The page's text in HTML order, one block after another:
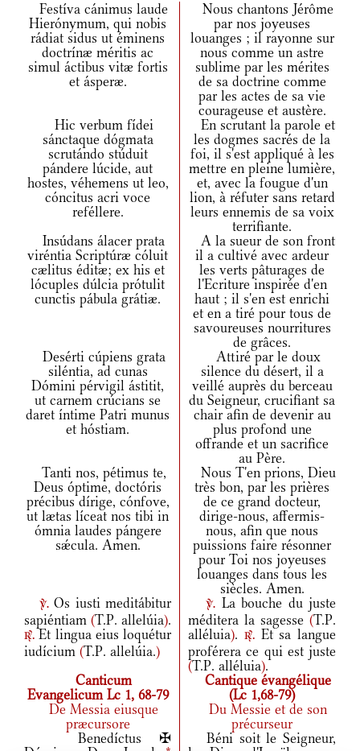
Festíva cánimus laude
Hierónymum, qui nobis
rádiat sidus ut éminens
doctrínæ méritis ac
simul áctibus vitæ fortis
et ásperæ.
Nous chantons Jérôme
par nos joyeuses
louanges ; il rayonne sur
nous comme un astre
sublime par les mérites
de sa doctrine comme
par les actes de sa vie
courageuse et austère.
Hic verbum fídei
sánctaque dógmata
scrutándo stúduit
pándere lúcide, aut
hostes, véhemens ut leo,
cóncitus acri voce
reféllere.
En scrutant la parole et
les dogmes sacrés de la
foi, il s'est appliqué à les
mettre en pleine lumière,
et, avec la fougue d'un
lion, à réfuter sans retard
leurs ennemis de sa voix
terrifiante.
Insúdans álacer prata
viréntia Scriptúræ cóluit
cælitus éditæ; ex his et
lócuples dúlcia prótulit
cunctis pábula grátiæ.
A la sueur de son front
il a cultivé avec ardeur
les verts pâturages de
l'Ecriture inspirée d'en
haut ; il s'en est enrichi
et en a tiré pour tous de
savoureuses nourritures
de grâces.
Desérti cúpiens grata
siléntia, ad cunas
Dómini pérvigil ástitit,
ut carnem crúcians se
daret íntime Patri munus
et hóstiam.
Attiré par le doux
silence du désert, il a
veillé auprès du berceau
du Seigneur, crucifiant sa
chair afin de devenir au
plus profond une
offrande et un sacrifice
au Père.
Tanti nos, pétimus te,
Deus óptime, doctóris
précibus dírige, cónfove,
ut lætas líceat nos tibi in
ómnia laudes pángere
sǽcula. Amen.
Nous T'en prions, Dieu
très bon, par les prières
de ce grand docteur,
dirige-nous, affermis-
nous, afin que nous
puissions faire résonner
pour Toi nos joyeuses
louanges dans tous les
siècles. Amen.
v. Os iusti meditábitur
sapiéntiam (T.P. allelúia).
r. Et lingua eius loquétur
iudícium (T.P. allelúia.)
v. La bouche du juste
méditera la sagesse (T.P.
alléluia). r.Et sa langue
proférera ce qui est juste
(T.P. alléluia).
Canticum
Evangelicum Lc 1, 68-79
Cantique évangélique
(Lc 1,68-79)
De Messia eiusque
præcursore
Du Messie et de son
précurseur
Benedíctus ✠
Béni soit le Seigneur,